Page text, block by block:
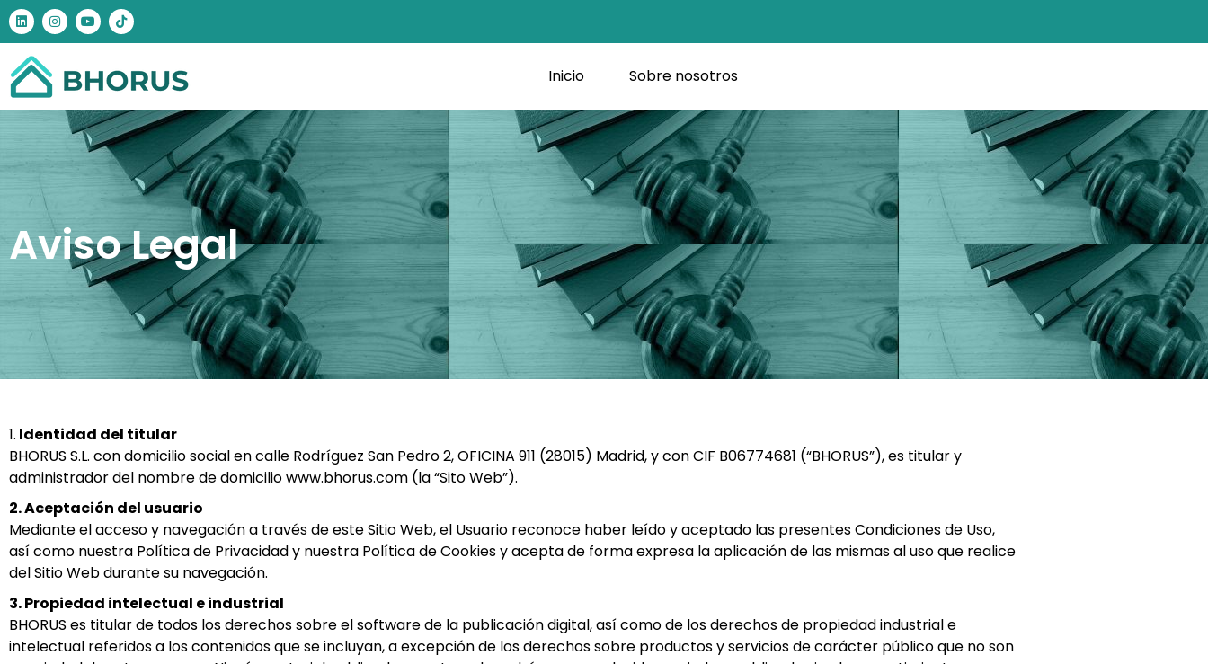
Inicio Sobre nosotros
Aviso Legal
1. Identidad del titular
BHORUS S.L. con domicilio social en calle Rodríguez San Pedro 2, OFICINA 911 (28015) Madrid, y con CIF B06774681 (“BHORUS”), es titular y
administrador del nombre de domicilio www.bhorus.com (la “Sito Web”).
2. Aceptación del usuario
Mediante el acceso y navegación a través de este Sitio Web, el Usuario reconoce haber leído y aceptado las presentes Condiciones de Uso,
así como nuestra Política de Privacidad y nuestra Política de Cookies y acepta de forma expresa la aplicación de las mismas al uso que realice
del Sitio Web durante su navegación.
3. Propiedad intelectual e industrial
BHORUS es titular de todos los derechos sobre el software de la publicación digital, así como de los derechos de propiedad industrial e
intelectual referidos a los contenidos que se incluyan, a excepción de los derechos sobre productos y servicios de carácter público que no son